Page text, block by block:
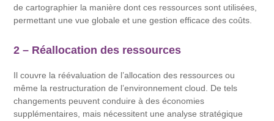
de cartographier la manière dont ces ressources sont utilisées,
permettant une vue globale et une gestion efficace des coûts.
2 – Réallocation des ressources
Il couvre la réévaluation de l’allocation des ressources ou
même la restructuration de l’environnement cloud. De tels
changements peuvent conduire à des économies
supplémentaires, mais nécessitent une analyse stratégique